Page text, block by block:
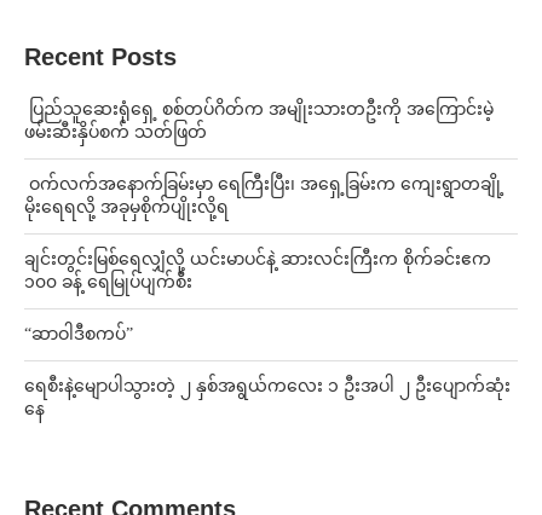
Recent Posts
⁩ ⁨ပြည်သူဆေးရုံရှေ့ စစ်တပ်ဂိတ်က အမျိုးသားတဦးကို အကြောင်းမဲ့
ဖမ်းဆီးနှိပ်စက် သတ်ဖြတ်
⁩ ⁨ဝက်လက်အနောက်ခြမ်းမှာ ရေကြီးပြီး၊ အရှေ့ခြမ်းက ကျေးရွာတချို့
မိုးရေရလို့ အခုမှစိုက်ပျိုးလို့ရ
ချင်းတွင်းမြစ်ရေလျှံလို့ ယင်းမာပင်နဲ့ ဆားလင်းကြီးက စိုက်ခင်းဧက
၁၀၀ ခန့် ရေမြုပ်ပျက်စီး
“ဆာဝါဒီစကပ်”
ရေစီးနဲ့မျောပါသွားတဲ့ ၂ နှစ်အရွယ်ကလေး ၁ ဦးအပါ ၂ ဦးပျောက်ဆုံး
နေ
Recent Comments